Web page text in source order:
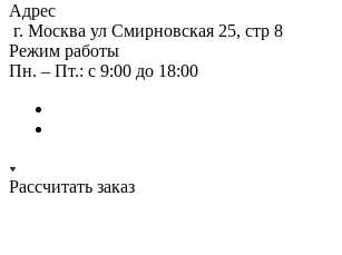
Адрес
г. Москва ул Смирновская 25, стр 8
Режим работы
Пн. – Пт.: с 9:00 до 18:00
Рассчитать заказ